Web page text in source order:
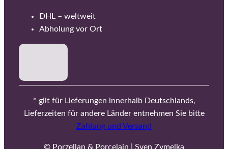
DHL – weltweit
Abholung vor Ort
* gilt für Lieferungen innerhalb Deutschlands,
Lieferzeiten für andere Länder entnehmen Sie bitte
Zahlung und Versand
© Porzellan & Porcelain | Sven Zymelka